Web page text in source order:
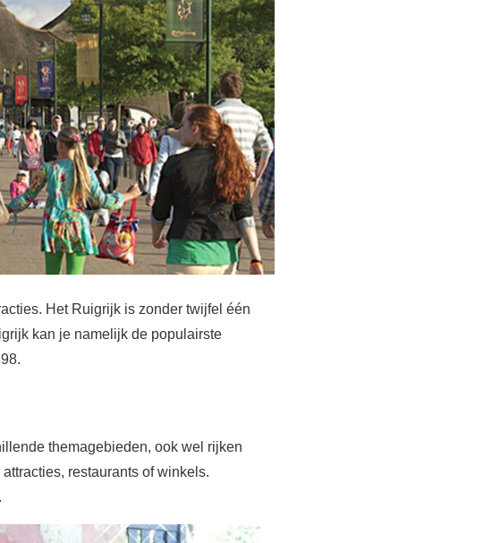
Het Ruigrijk is zonder twijfel één
kan je namelijk de populairste
themagebieden, ook wel rijken
restaurants of winkels.